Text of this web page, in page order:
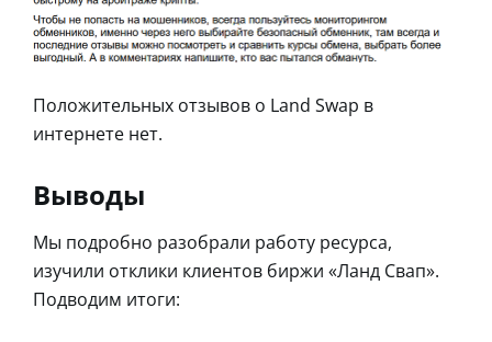
Положительных отзывов о Land Swap в
интернете нет.
Выводы
Мы подробно разобрали работу ресурса,
изучили отклики клиентов биржи «Ланд Свап».
Подводим итоги: